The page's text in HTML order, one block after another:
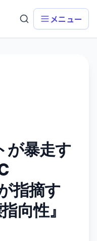
メニュー
が暴走す
指摘す
向性』